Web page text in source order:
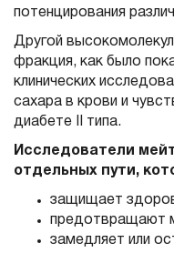
потенцирования
Другой
фракция, как было
клинических
сахара в крови и
диабете II типа.
Исследователи
отдельных пути,
защищает
предотвращают
замедляет или